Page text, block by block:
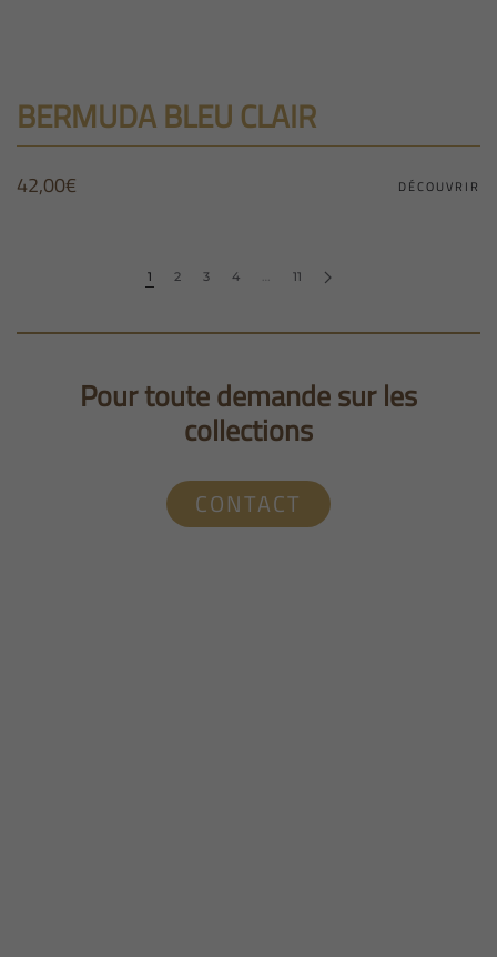
BERMUDA BLEU CLAIR
42,00€ DÉCOUVRIR
1 2 3 4 … 11
Pour toute demande sur les
collections
CONTACT